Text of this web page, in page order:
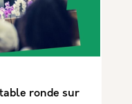
ronde sur